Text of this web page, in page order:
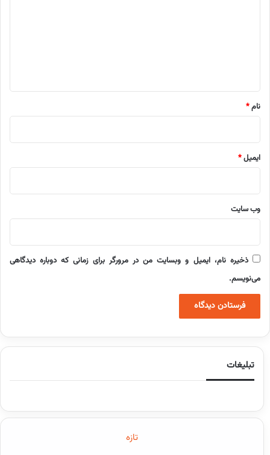
نام*
ایمیل*
وب‌ سایت
ذخیره نام، ایمیل و وبسایت من در مرورگر برای زمانی که دوباره دیدگاهی
می‌نویسم.
تبلیغات
تازه